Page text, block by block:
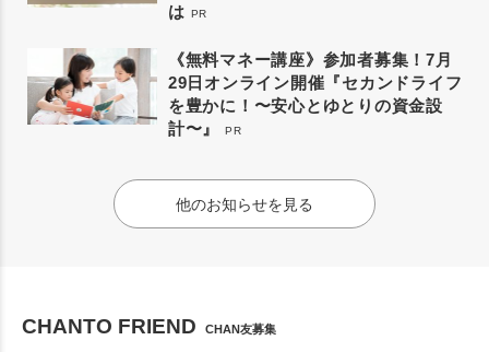
は PR
《無料マネー講座》参加者募集！7月
29日オンライン開催『セカンドライフ
を豊かに！〜安心とゆとりの資金設
計〜』
PR
他のお知らせを見る
CHANTO FRIEND CHAN友募集